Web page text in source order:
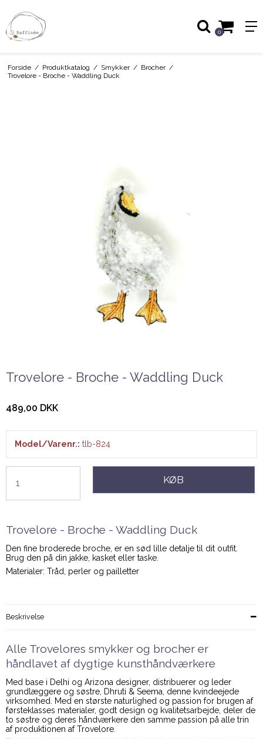
0
Forside / Produktkatalog / Smykker / Brocher /
Trovelore - Broche - Waddling Duck
Trovelore - Broche - Waddling Duck
489,00 DKK
Model/Varenr.: tlb-824
KØB
Trovelore - Broche - Waddling Duck
Den fine broderede broche, er en sød lille detalje til dit outfit.
Brug den på din jakke, kasket eller taske.
Materialer: Tråd, perler og pailletter
Beskrivelse
Alle Trovelores smykker og brocher er
håndlavet af dygtige kunsthåndværkere
Med base i Delhi og Arizona designer, distribuerer og leder
grundlæggere og søstre, Dhruti & Seema, denne kvindeejede
virksomhed. Med en største naturlighed og passion for brugen af
førsteklasses materialer, godt design og kvalitetsarbejde, deler de
to søstre og deres håndværkere den samme passion på alle trin
af produktionen af Trovelore.